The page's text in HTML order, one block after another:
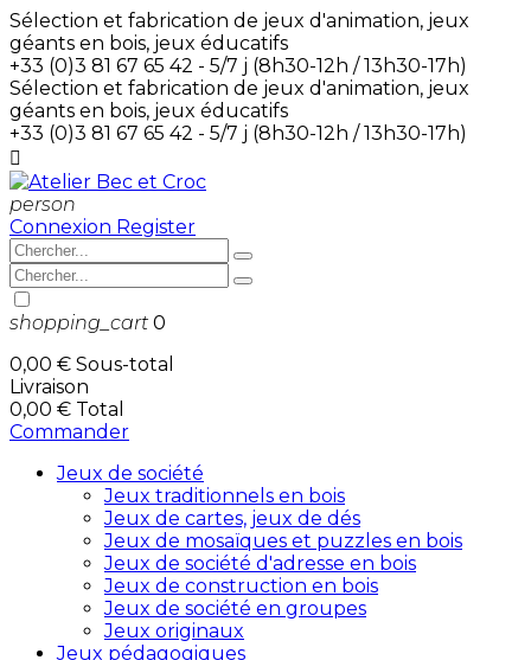
Sélection et fabrication de jeux d'animation, jeux
géants en bois, jeux éducatifs
+33 (0)3 81 67 65 42 - 5/7 j (8h30-12h / 13h30-17h)
Sélection et fabrication de jeux d'animation, jeux
géants en bois, jeux éducatifs
+33 (0)3 81 67 65 42 - 5/7 j (8h30-12h / 13h30-17h)

person
Connexion Register
shopping_cart 0
0,00 € Sous-total
Livraison
0,00 € Total
Commander
Jeux de société
Jeux traditionnels en bois
Jeux de cartes, jeux de dés
Jeux de mosaïques et puzzles en bois
Jeux de société d'adresse en bois
Jeux de construction en bois
Jeux de société en groupes
Jeux originaux
Jeux pédagogiques